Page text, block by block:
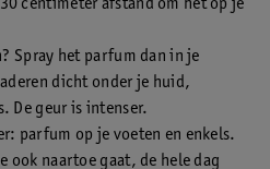
centimeter afstand om het op je
Spray het parfum dan in je
dicht onder je huid,
De geur is intenser.
parfum op je voeten en enkels.
ook naartoe gaat, de hele dag